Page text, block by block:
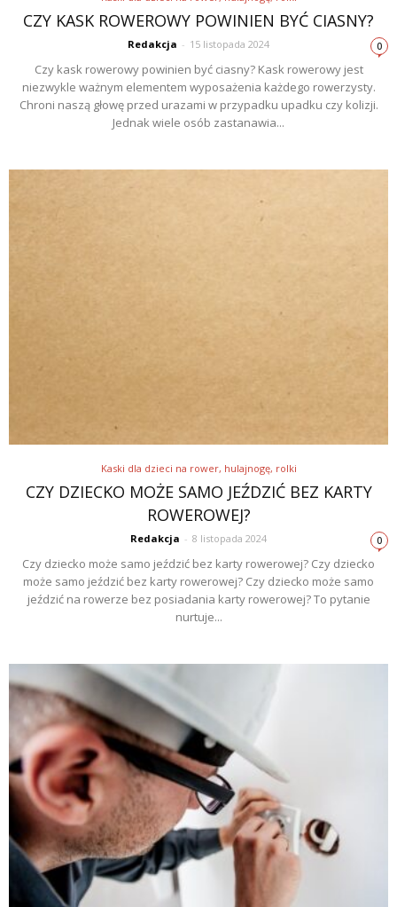
CZY KASK ROWEROWY POWINIEN BYĆ CIASNY?
Redakcja - 15 listopada 2024 0
Czy kask rowerowy powinien być ciasny? Kask rowerowy jest
niezwykle ważnym elementem wyposażenia każdego rowerzysty.
Chroni naszą głowę przed urazami w przypadku upadku czy kolizji.
Jednak wiele osób zastanawia...
Kaski dla dzieci na rower, hulajnogę, rolki
CZY DZIECKO MOŻE SAMO JEŹDZIĆ BEZ KARTY
ROWEROWEJ?
Redakcja - 8 listopada 2024 0
Czy dziecko może samo jeździć bez karty rowerowej? Czy dziecko
może samo jeździć bez karty rowerowej? Czy dziecko może samo
jeździć na rowerze bez posiadania karty rowerowej? To pytanie
nurtuje...